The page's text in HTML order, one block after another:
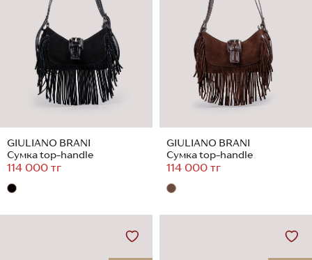
GIULIANO BRANI
Сумка top-handle
114 000 тг
GIULIANO BRANI
Сумка top-handle
114 000 тг